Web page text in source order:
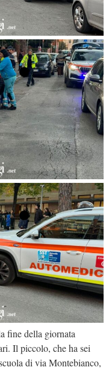
fine della giornata
Il piccolo, che ha sei
di via Montebianco,